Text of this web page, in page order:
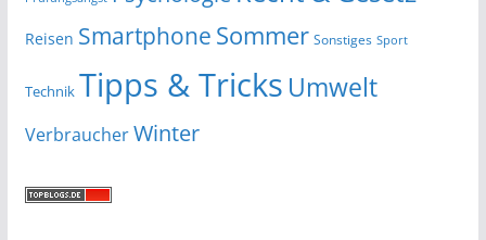
Reisen Smartphone Sommer Sonstiges Sport
Technik Tipps & Tricks Umwelt
VerbraucherWinter